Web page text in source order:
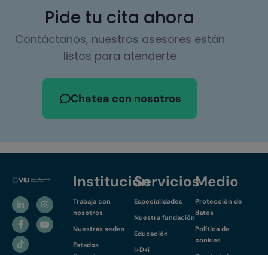
Pide tu cita ahora
Contáctanos, nuestros asesores están
listos para atenderte
Chatea con nosotros
Institución
Trabaja con
nosotros
Nuestras sedes
Estados
Servicios
Especialidades
Nuestra fundación
Educación
I+D+i
Medio
Protección de
datos
Política de
cookies